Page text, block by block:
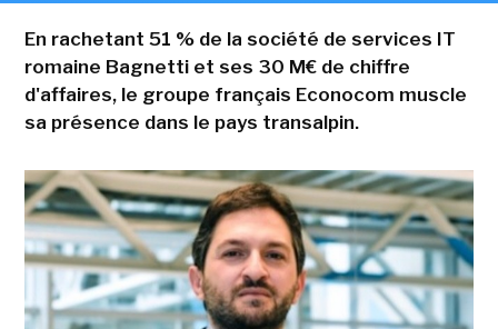
En rachetant 51 % de la société de services IT
romaine Bagnetti et ses 30 M€ de chiffre
d'affaires, le groupe français Econocom muscle
sa présence dans le pays transalpin.